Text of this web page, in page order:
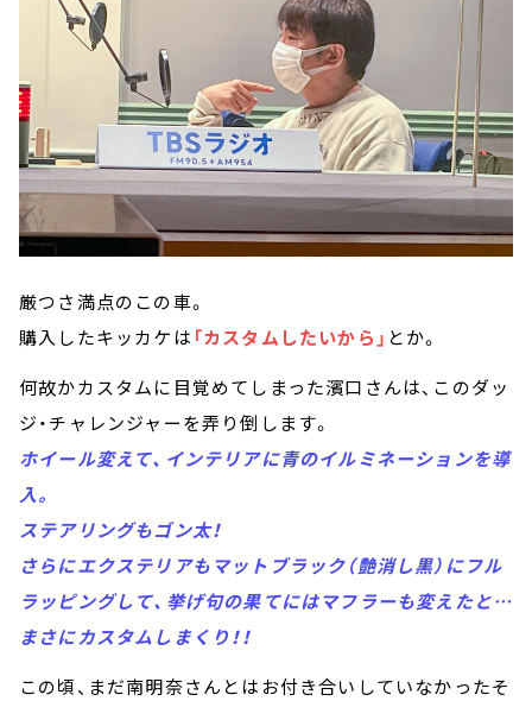
厳つさ満点のこの車。
購入したキッカケは 「カスタムしたいから」 とか。
何故かカスタムに目覚めてしまった濱口さんは、このダッ
ジ・チャレンジャーを弄り倒します。
ホイール変えて、インテリアに青のイルミネーションを導
入。
ステアリングもゴン太！
さらにエクステリアもマットブラック（艶消し黒）にフル
ラッピングして、挙げ句の果てにはマフラーも変えたと…
まさにカスタムしまくり！！
この頃、まだ南明奈さんとはお付き合いしていなかったそ